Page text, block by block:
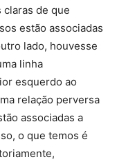
de que
estão associadas
lado, houvesse
linha
esquerdo ao
relação perversa
associadas a
o que temos é